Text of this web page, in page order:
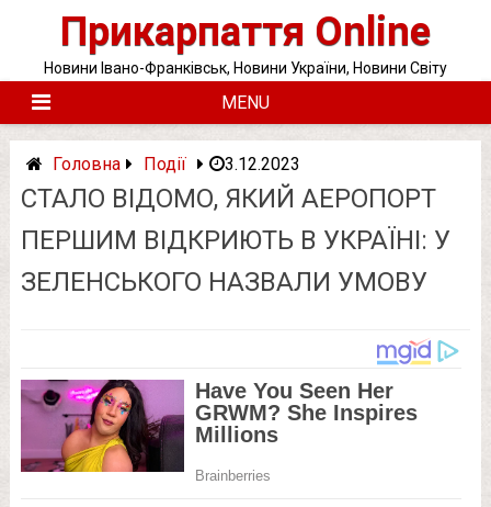
Прикарпаття Online
Новини Івано-Франківськ, Новини України, Новини Світу
MENU
Головна Події 3.12.2023
СТАЛО ВІДОМО, ЯКИЙ АЕРОПОРТ
ПЕРШИМ ВІДКРИЮТЬ В УКРАЇНІ: У
ЗЕЛЕНСЬКОГО НАЗВАЛИ УМОВУ